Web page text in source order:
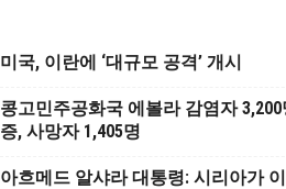
미국, 이란에 ‘대규모 공격’ 개시
콩고민주공화국 에볼라 감염자
증, 사망자 1,405명
아흐메드 알샤라 대통령: 시리아가